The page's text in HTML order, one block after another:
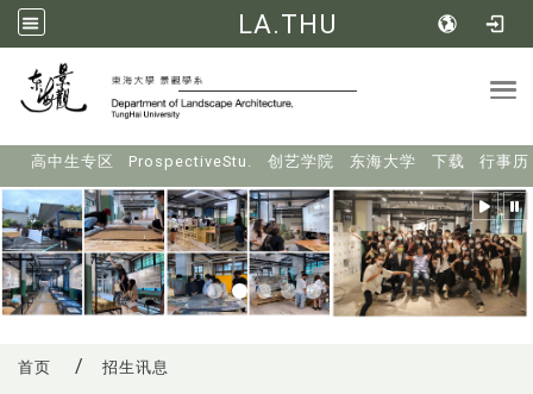
LA.THU
高中生专区 ProspectiveStu. 创艺学院 东海大学 下载 行事历
首页 招生讯息